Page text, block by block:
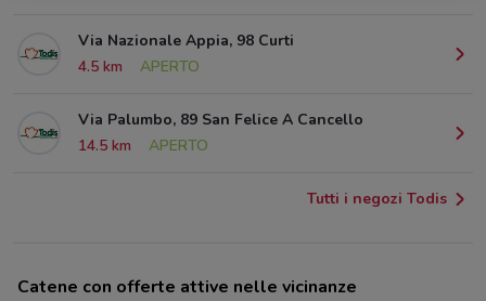
Via Nazionale Appia, 98 Curti
4.5 km
APERTO
Via Palumbo, 89 San Felice A Cancello
14.5 km
APERTO
Tutti i negozi Todis
Catene con offerte attive nelle vicinanze